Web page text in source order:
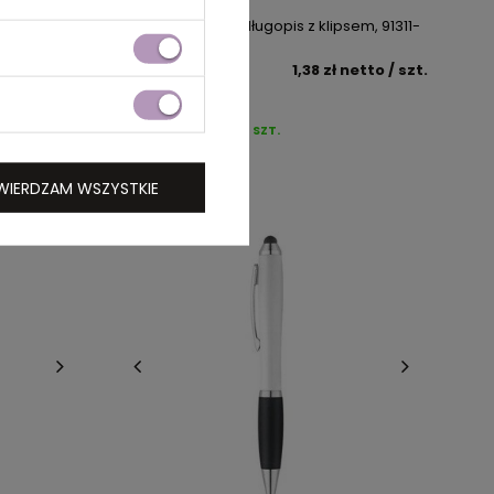
BETA. Aluminiowy długopis z klipsem, 91311-
109
cena
1,38 złnetto/ szt.
DOSTĘPNOŚĆ: SZT.
WSZYSTKIE